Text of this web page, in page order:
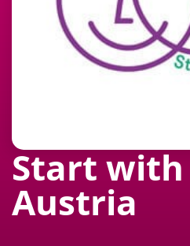
Start with
Austria